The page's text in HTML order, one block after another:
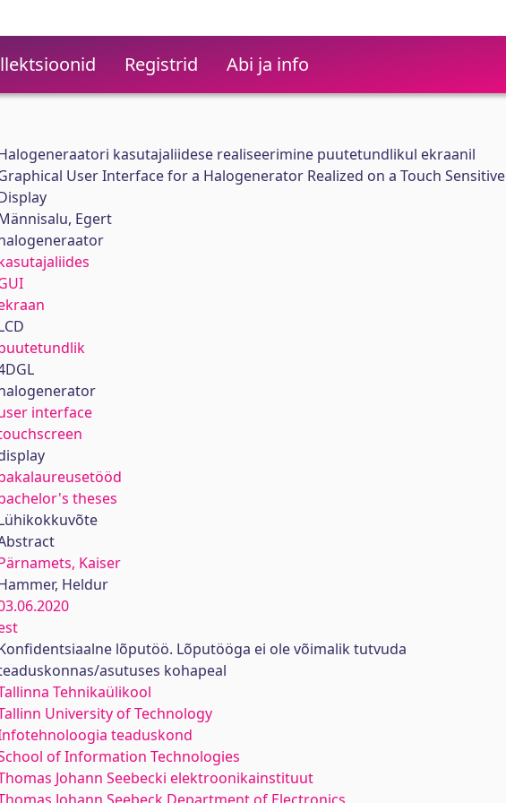
Registrid Abi ja info
kasutajaliidese realiseerimine puutetundlikul ekraanil
User Interface for a Halogenerator Realized on a Touch Sensitive
Egert
interface
theses
Kaiser
Heldur
lõputöö. Lõputööga ei ole võimalik tutvuda
asutuses kohapeal
Tehnikaülikool
University of Technology
teaduskond
of Information Technologies
Johann Seebecki elektroonikainstituut